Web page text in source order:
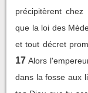
précipitèrent
que la loi des
et tout décret
17 Alors
dans la fosse aux